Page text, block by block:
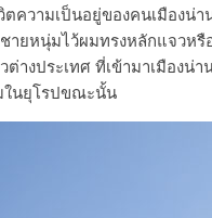
วามเป็นอยู่ของคนเมืองน่
ายหนุ่มไว้ผมทรงหลักแจวห
างประเทศ ที่เข้ามาเมืองน่
ในยุโรปขณะนั้น